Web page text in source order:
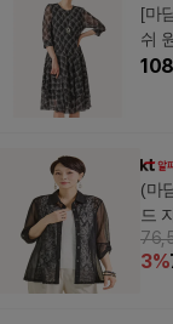
[마
쉬
(마
드
3%